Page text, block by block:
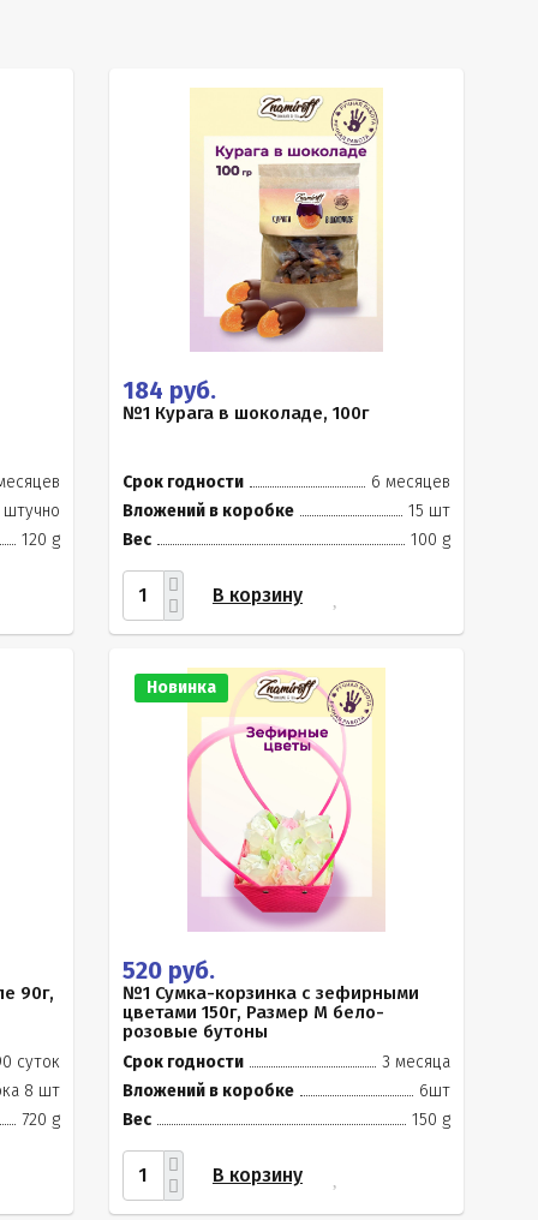
штучно
120 g
184 руб.
№1 Курага в шоколаде, 100г
Срок годности
6 месяцев
Вложений в коробке
15 шт
Вес
100 g
В корзину
90г,
суток
8 шт
720 g
Новинка
520 руб.
№1 Сумка-корзинка с зефирными
цветами 150г, Размер М бело-
розовые бутоны
Срок годности
3 месяца
Вложений в коробке
6шт
Вес
150 g
В корзину